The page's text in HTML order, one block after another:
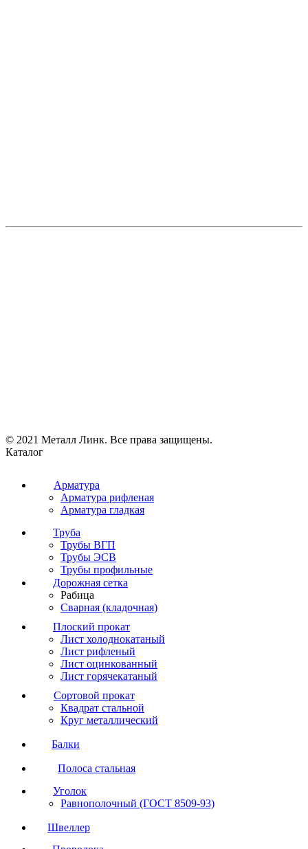
© 2021 Металл Линк. Все права защищены.
Каталог
Арматура
Арматура рифленая
Арматура гладкая
Труба
Трубы ВГП
Трубы ЭСВ
Трубы профильные
Дорожная сетка
Рабица
Сварная (кладочная)
Плоский прокат
Лист холоднокатаный
Лист рифленый
Лист оцинкованный
Лист горячекатаный
Сортовой прокат
Квадрат стальной
Круг металлический
Балки
Полоса стальная
Уголок
Равнополочный (ГОСТ 8509-93)
Швеллер